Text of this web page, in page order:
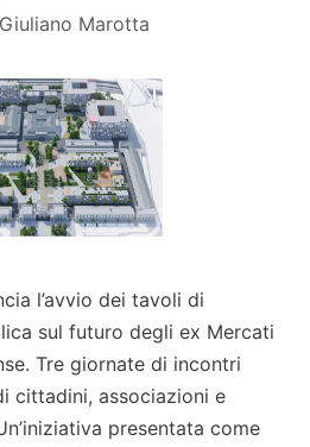
Giuliano Marotta
l’avvio dei tavoli di
sul futuro degli ex Mercati
Tre giornate di incontri
cittadini, associazioni e
presentata come